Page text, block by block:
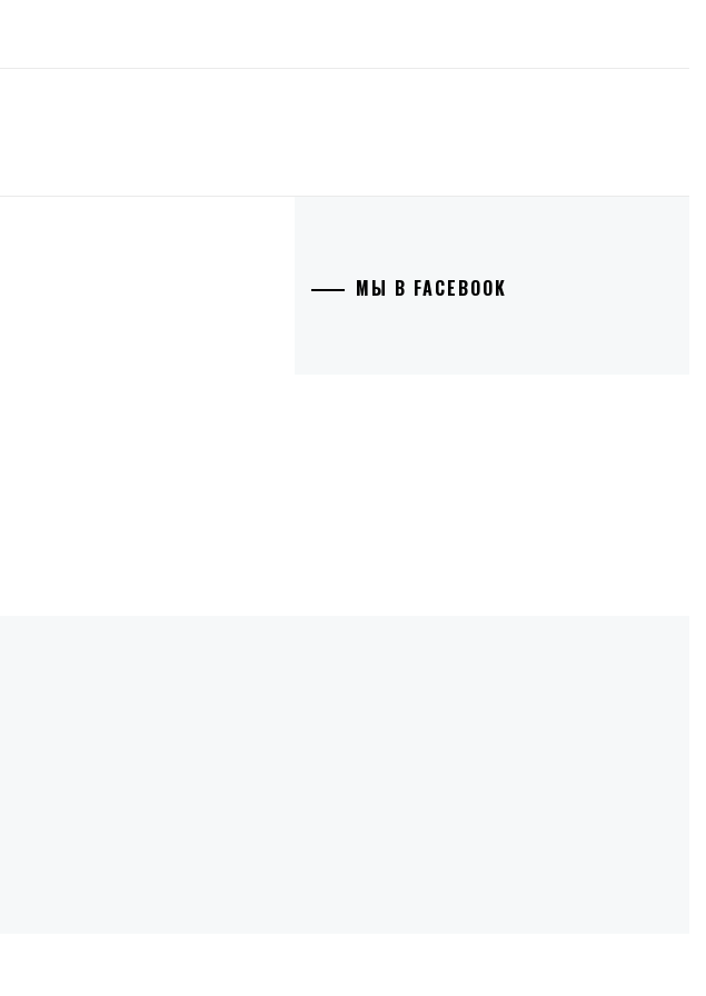
МЫ В FACEBOOK